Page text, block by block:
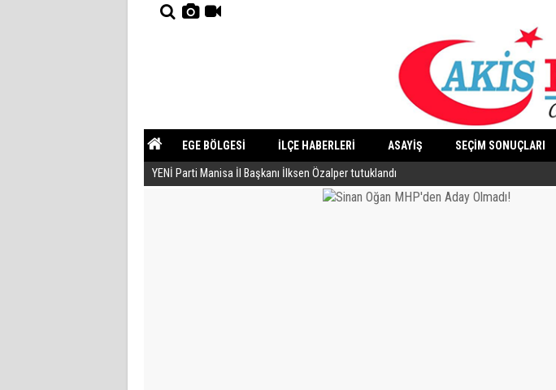
EGE BÖLGESİ İLÇE HABERLERİ ASAYİŞ SEÇİM SONUÇLARI
YAZARLAR GÜNDEM
YENİ Parti Manisa İl Başkanı İlksen Özalper tutuklandı